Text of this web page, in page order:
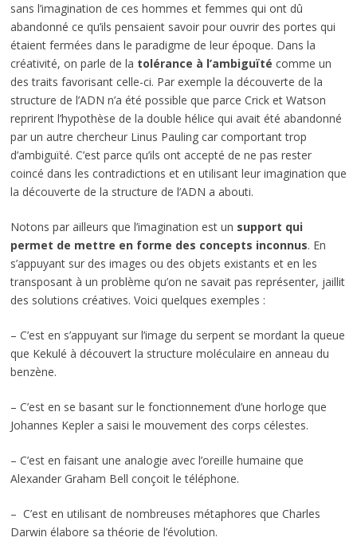
sans l’imagination de ces hommes et femmes qui ont dû
abandonné ce qu’ils pensaient savoir pour ouvrir des portes qui
étaient fermées dans le paradigme de leur époque. Dans la
créativité, on parle de la tolérance à l’ambiguïté comme un
des traits favorisant celle-ci. Par exemple la découverte de la
structure de l’ADN n’a été possible que parce Crick et Watson
reprirent l’hypothèse de la double hélice qui avait été abandonné
par un autre chercheur Linus Pauling car comportant trop
d’ambiguïté. C’est parce qu’ils ont accepté de ne pas rester
coincé dans les contradictions et en utilisant leur imagination que
la découverte de la structure de l’ADN a abouti.
Notons par ailleurs que l’imagination est un support qui
permet de mettre en forme des concepts inconnus. En
s’appuyant sur des images ou des objets existants et en les
transposant à un problème qu’on ne savait pas représenter, jaillit
des solutions créatives. Voici quelques exemples :
– C’est en s’appuyant sur l’image du serpent se mordant la queue
que Kekulé à découvert la structure moléculaire en anneau du
benzène.
– C’est en se basant sur le fonctionnement d’une horloge que
Johannes Kepler a saisi le mouvement des corps célestes.
– C’est en faisant une analogie avec l’oreille humaine que
Alexander Graham Bell conçoit le téléphone.
– C’est en utilisant de nombreuses métaphores que Charles
Darwin élabore sa théorie de l’évolution.